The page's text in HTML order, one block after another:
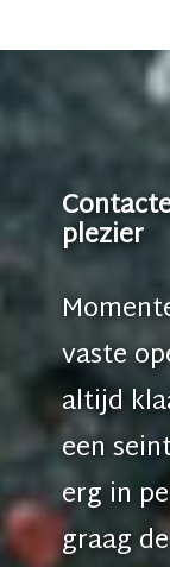
plezier
vaste
altijd
een
erg in
graag